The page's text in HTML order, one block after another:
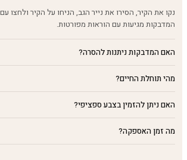
נקו את הקיר, הסירו את נייר הגב, הניחו על הקיר ולחצו
המדבקות מגיעות עם הוראות מפורטות.
האם המדבקות ניתנות להסרה?
מהי תוחלת החיים?
האם ניתן להזמין בצבע ספציפי?
מה זמן האספקה?